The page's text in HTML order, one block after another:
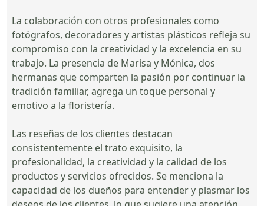
La colaboración con otros profesionales como
fotógrafos, decoradores y artistas plásticos refleja su
compromiso con la creatividad y la excelencia en su
trabajo. La presencia de Marisa y Mónica, dos
hermanas que comparten la pasión por continuar la
tradición familiar, agrega un toque personal y
emotivo a la floristería.
Las reseñas de los clientes destacan
consistentemente el trato exquisito, la
profesionalidad, la creatividad y la calidad de los
productos y servicios ofrecidos. Se menciona la
capacidad de los dueños para entender y plasmar los